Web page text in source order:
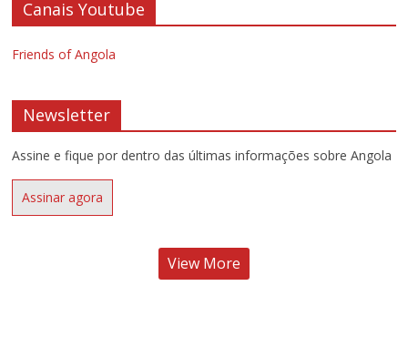
Canais Youtube
Friends of Angola
Newsletter
Assine e fique por dentro das últimas informações sobre Angola
Assinar agora
View More